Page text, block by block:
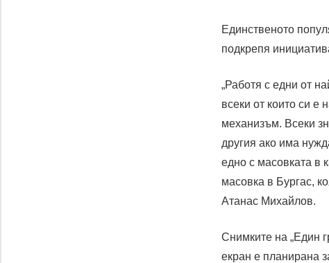
Единственото
подкрепя
„Работя с едни от
всеки от които си е
механизъм. Всеки
другия ако има
едно с масовката
масовка в Бургас,
Атанас Михайлов.
Снимките на „Един
екран е планирана